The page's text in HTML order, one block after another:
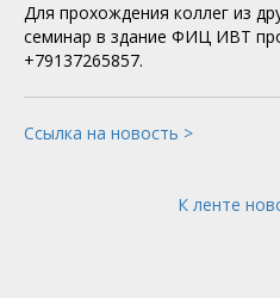
Для прохождения коллег из
семинар в здание ФИЦ ИВТ
+79137265857.
Ссылка на новость >
К ленте